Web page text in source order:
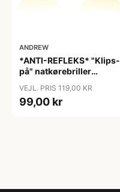
ANDREW
*ANTI-REFLEKS* "Klips-
på" natkørebriller
"Moon"
VEJL. PRIS 119,00 KR
99,00 kr